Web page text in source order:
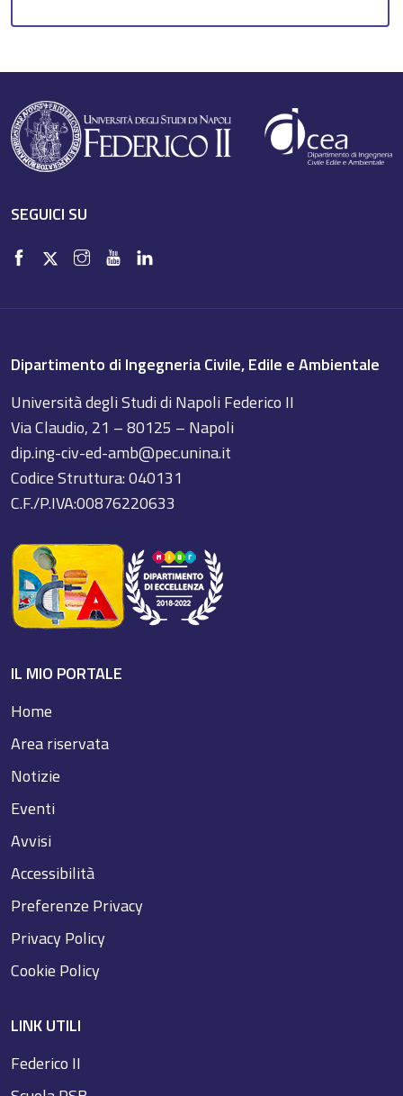
SEGUICI SU
Dipartimento di Ingegneria Civile, Edile e Ambientale
Università degli Studi di Napoli Federico II
Via Claudio, 21 – 80125 – Napoli
dip.ing-civ-ed-amb@pec.unina.it
Codice Struttura: 040131
C.F./P.IVA:00876220633
IL MIO PORTALE
Home
Area riservata
Notizie
Eventi
Avvisi
Accessibilità
Preferenze Privacy
Privacy Policy
Cookie Policy
LINK UTILI
Federico II